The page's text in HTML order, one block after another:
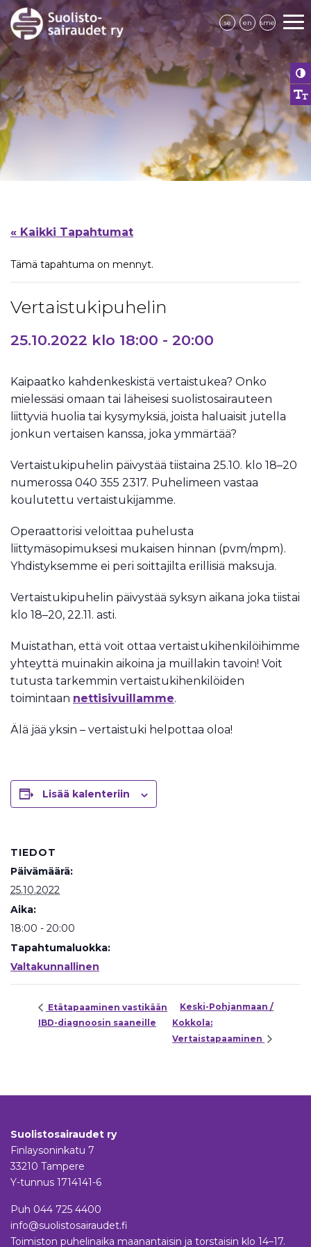
se en sme
« Kaikki Tapahtumat
Tämä tapahtuma on mennyt.
Vertaistukipuhelin
25.10.2022 klo 18:00 - 20:00
Kaipaatko kahdenkeskistä vertaistukea? Onko
mielessäsi omaan tai läheisesi suolistosairauteen
liittyviä huolia tai kysymyksiä, joista haluaisit jutella
jonkun vertaisen kanssa, joka ymmärtää?
Vertaistukipuhelin päivystää tiistaina 25.10. klo 18–20
numerossa 040 355 2317. Puhelimeen vastaa
koulutettu vertaistukijamme.
Operaattorisi veloittaa puhelusta
liittymäsopimuksesi mukaisen hinnan (pvm/mpm).
Yhdistyksemme ei peri soittajilta erillisiä maksuja.
Vertaistukipuhelin päivystää syksyn aikana joka tiistai
klo 18–20, 22.11. asti.
Muistathan, että voit ottaa vertaistukihenkilöihimme
yhteyttä muinakin aikoina ja muillakin tavoin! Voit
tutusta tarkemmin vertaistukihenkilöiden
toimintaan nettisivuillamme.
Älä jää yksin – vertaistuki helpottaa oloa!
Lisää kalenteriin
TIEDOT
Päivämäärä:
25.10.2022
Aika:
18:00 - 20:00
Tapahtumaluokka:
Valtakunnallinen
Etätapaaminen vastikään
IBD-diagnoosin saaneille
Keski-Pohjanmaan /
Kokkola:
Vertaistapaaminen
Suolistosairaudet ry
Finlaysoninkatu 7
33210 Tampere
Y-tunnus 1714141-6
Puh 044 725 4400
info@suolistosairaudet.fi
Toimiston puhelinaika maanantaisin ja torstaisin klo 14–17.